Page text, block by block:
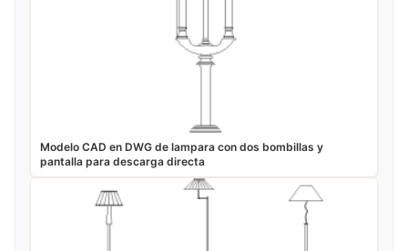
Modelo CAD en DWG de lampara con dos bombillas y
pantalla para descarga directa